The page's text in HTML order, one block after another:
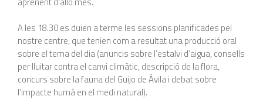
A les 18.30 es duien a terme les sessions planificades pel
nostre centre, que tenien com a resultat una producció oral
sobre el tema del dia (anuncis sobre l’estalvi d’aigua, consells
per lluitar contra el canvi climàtic, descripció de la flora,
concurs sobre la fauna del Guijo de Ávila i debat sobre
l’impacte humà en el medi natural).